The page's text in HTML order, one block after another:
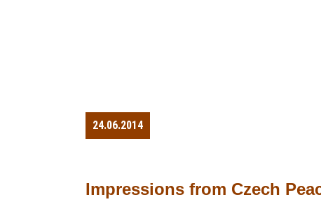
24.06.2014
Impressions from Czech